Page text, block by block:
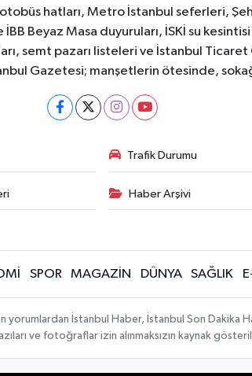
hatları, Metro İstanbul seferleri,
Beyaz Masa duyuruları, İSKİ su
semt pazarı listeleri ve İstanbul Ticaret
Gazetesi; manşetlerin ötesinde,
Trafik Durumu
Haber Arşivi
SPOR MAGAZİN DÜNYA SAĞLIK
yorumlardan İstanbul Haber, İstanbul Son
ve fotoğraflar izin alınmaksızın kaynak